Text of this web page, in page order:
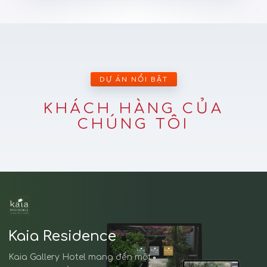
DỰ ÁN NỔI BẬT
KHÁCH HÀNG CỦA
CHÚNG TÔI
Kaia Residence
Kaia Gallery Hotel mang đến một